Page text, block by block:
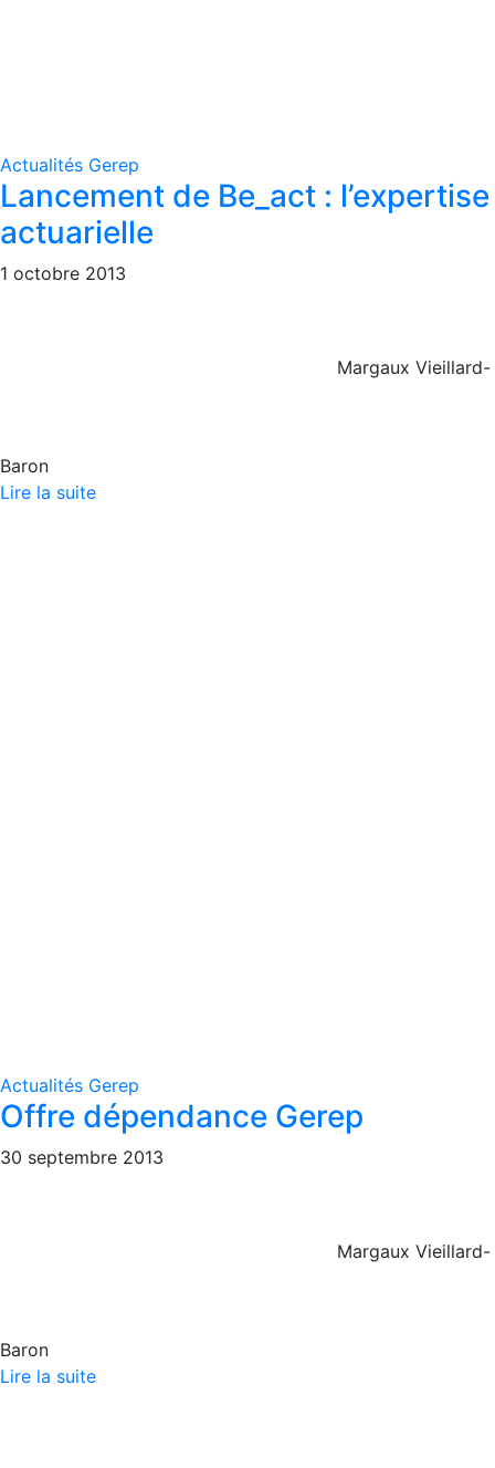
Actualités Gerep
Lancement de Be_act : l’expertise
actuarielle
1 octobre 2013
Margaux Vieillard-
Baron
Lire la suite
Actualités Gerep
Offre dépendance Gerep
30 septembre 2013
Margaux Vieillard-
Baron
Lire la suite